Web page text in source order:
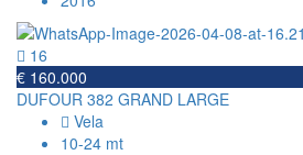
16
€ 160.000
DUFOUR 382 GRAND LARGE
Vela
10-24 mt